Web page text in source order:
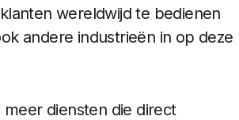
wereldwijd te bedienen
andere industrieën in op deze
diensten die direct